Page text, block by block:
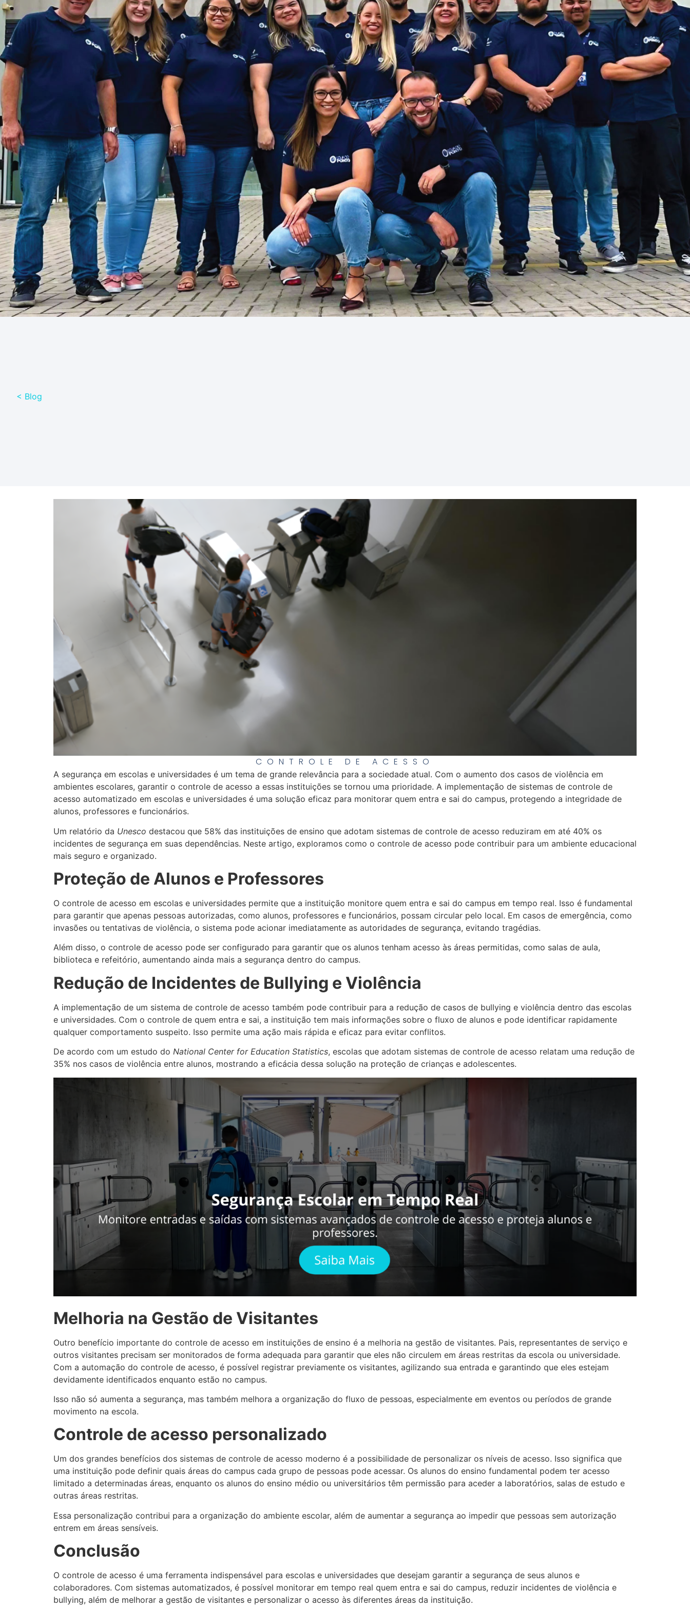
< Blog
CONTROLE DE ACESSO
A segurança em escolas e universidades é um tema de grande relevância para a sociedade atual. Com o aumento dos casos de violência em
ambientes escolares, garantir o controle de acesso a essas instituições se tornou uma prioridade. A implementação de sistemas de controle de
acesso automatizado em escolas e universidades é uma solução eficaz para monitorar quem entra e sai do campus, protegendo a integridade de
alunos, professores e funcionários.
Um relatório da Unesco destacou que 58% das instituições de ensino que adotam sistemas de controle de acesso reduziram em até 40% os
incidentes de segurança em suas dependências. Neste artigo, exploramos como o controle de acesso pode contribuir para um ambiente educacional
mais seguro e organizado.
Proteção de Alunos e Professores
O controle de acesso em escolas e universidades permite que a instituição monitore quem entra e sai do campus em tempo real. Isso é fundamental
para garantir que apenas pessoas autorizadas, como alunos, professores e funcionários, possam circular pelo local. Em casos de emergência, como
invasões ou tentativas de violência, o sistema pode acionar imediatamente as autoridades de segurança, evitando tragédias.
Além disso, o controle de acesso pode ser configurado para garantir que os alunos tenham acesso às áreas permitidas, como salas de aula,
biblioteca e refeitório, aumentando ainda mais a segurança dentro do campus.
Redução de Incidentes de Bullying e Violência
A implementação de um sistema de controle de acesso também pode contribuir para a redução de casos de bullying e violência dentro das escolas
e universidades. Com o controle de quem entra e sai, a instituição tem mais informações sobre o fluxo de alunos e pode identificar rapidamente
qualquer comportamento suspeito. Isso permite uma ação mais rápida e eficaz para evitar conflitos.
De acordo com um estudo do National Center for Education Statistics, escolas que adotam sistemas de controle de acesso relatam uma redução de
35% nos casos de violência entre alunos, mostrando a eficácia dessa solução na proteção de crianças e adolescentes.
Melhoria na Gestão de Visitantes
Outro benefício importante do controle de acesso em instituições de ensino é a melhoria na gestão de visitantes. Pais, representantes de serviço e
outros visitantes precisam ser monitorados de forma adequada para garantir que eles não circulem em áreas restritas da escola ou universidade.
Com a automação do controle de acesso, é possível registrar previamente os visitantes, agilizando sua entrada e garantindo que eles estejam
devidamente identificados enquanto estão no campus.
Isso não só aumenta a segurança, mas também melhora a organização do fluxo de pessoas, especialmente em eventos ou períodos de grande
movimento na escola.
Controle de acesso personalizado
Um dos grandes benefícios dos sistemas de controle de acesso moderno é a possibilidade de personalizar os níveis de acesso. Isso significa que
uma instituição pode definir quais áreas do campus cada grupo de pessoas pode acessar. Os alunos do ensino fundamental podem ter acesso
limitado a determinadas áreas, enquanto os alunos do ensino médio ou universitários têm permissão para aceder a laboratórios, salas de estudo e
outras áreas restritas.
Essa personalização contribui para a organização do ambiente escolar, além de aumentar a segurança ao impedir que pessoas sem autorização
entrem em áreas sensíveis.
Conclusão
O controle de acesso é uma ferramenta indispensável para escolas e universidades que desejam garantir a segurança de seus alunos e
colaboradores. Com sistemas automatizados, é possível monitorar em tempo real quem entra e sai do campus, reduzir incidentes de violência e
bullying, além de melhorar a gestão de visitantes e personalizar o acesso às diferentes áreas da instituição.